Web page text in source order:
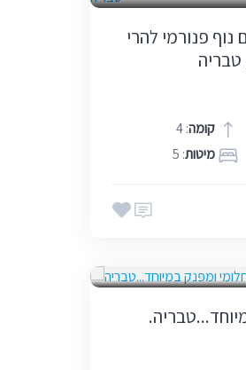
פנורמי להרי
טבריה
קומה: 4
מיטות: 5